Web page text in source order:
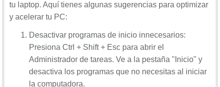
tu laptop. Aquí tienes algunas sugerencias para optimizar
y acelerar tu PC:
Desactivar programas de inicio innecesarios:
Presiona Ctrl + Shift + Esc para abrir el
Administrador de tareas. Ve a la pestaña "Inicio" y
desactiva los programas que no necesitas al iniciar
la computadora.